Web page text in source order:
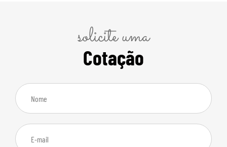
solicite uma
Cotação